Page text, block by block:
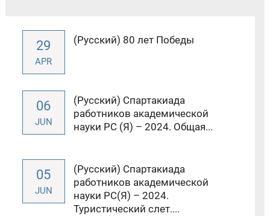
29
APR
(Русский) 80 лет Победы
06
JUN
(Русский) Спартакиада
работников академической
науки РС (Я) – 2024. Общая...
05
JUN
(Русский) Спартакиада
работников академической
науки РС(Я) – 2024.
Туристический слет....